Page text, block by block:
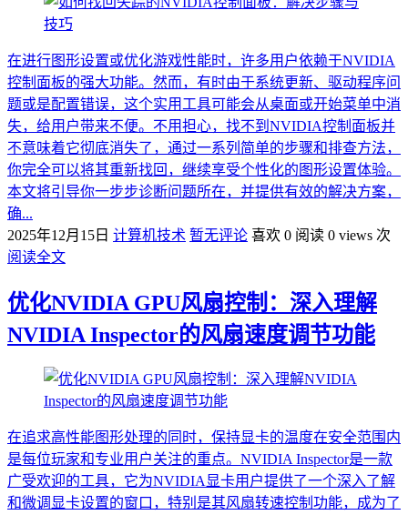
在进行图形设置或优化游戏性能时，许多用户依赖于NVIDIA
控制面板的强大功能。然而，有时由于系统更新、驱动程序问
题或是配置错误，这个实用工具可能会从桌面或开始菜单中消
失，给用户带来不便。不用担心，找不到NVIDIA控制面板并
不意味着它彻底消失了，通过一系列简单的步骤和排查方法，
你完全可以将其重新找回，继续享受个性化的图形设置体验。
本文将引导你一步步诊断问题所在，并提供有效的解决方案，
确...
2025年12月15日 计算机技术 暂无评论 喜欢 0 阅读 0 views 次
阅读全文
优化NVIDIA GPU风扇控制：深入理解
NVIDIA Inspector的风扇速度调节功能
在追求高性能图形处理的同时，保持显卡的温度在安全范围内
是每位玩家和专业用户关注的重点。NVIDIA Inspector是一款
广受欢迎的工具，它为NVIDIA显卡用户提供了一个深入了解
和微调显卡设置的窗口，特别是其风扇转速控制功能，成为了